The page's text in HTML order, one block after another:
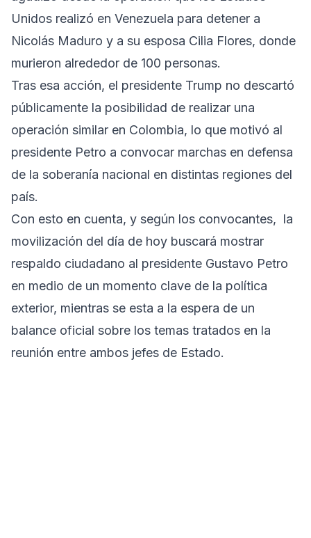
Unidos realizó en Venezuela para detener a
Nicolás Maduro y a su esposa Cilia Flores, donde
murieron alrededor de 100 personas.
Tras esa acción, el presidente Trump no descartó
públicamente la posibilidad de realizar una
operación similar en Colombia, lo que motivó al
presidente Petro a convocar marchas en defensa
de la soberanía nacional en distintas regiones del
país.
Con esto en cuenta, y según los convocantes, la
movilización del día de hoy buscará mostrar
respaldo ciudadano al presidente Gustavo Petro
en medio de un momento clave de la política
exterior, mientras se esta a la espera de un
balance oficial sobre los temas tratados en la
reunión entre ambos jefes de Estado.